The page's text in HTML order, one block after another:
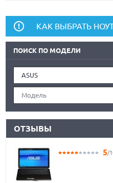
КАК ВЫБРАТЬ
ПОИСК ПО МОДЕЛИ
ASUS
Модель
ОТЗЫВЫ
5/